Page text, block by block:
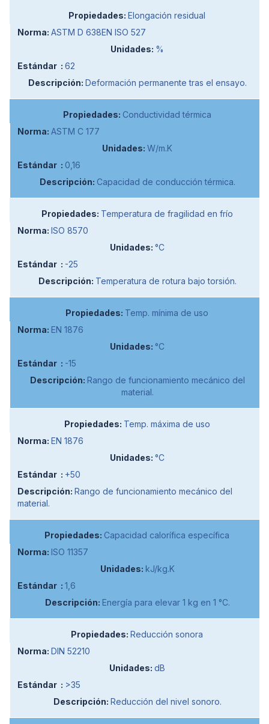
Elongación residual
ASTM D 638EN ISO 527
%
62
Deformación permanente tras el ensayo.
Conductividad térmica
ASTM C 177
W/m.K
0,16
Capacidad de conducción térmica.
Temperatura de fragilidad en frío
ISO 8570
°C
-25
Temperatura de rotura bajo torsión.
Temp. mínima de uso
EN 1876
°C
-15
Rango de funcionamiento mecánico del
material.
Temp. máxima de uso
EN 1876
°C
+50
Rango de funcionamiento mecánico del
material.
Capacidad calorífica específica
ISO 11357
kJ/kg.K
1,6
Energía para elevar 1 kg en 1 °C.
Reducción sonora
DIN 52210
dB
>35
Reducción del nivel sonoro.